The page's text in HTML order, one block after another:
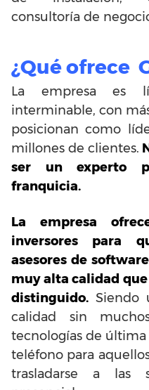
consultoría de
¿Qué ofrece
La empresa es
interminable, con
posicionan como
millones de clientes.
ser un experto
franquicia.
La empresa
inversores para
asesores de
muy alta calidad
distinguido. Siendo
calidad sin
tecnologías de
teléfono para
trasladarse a las